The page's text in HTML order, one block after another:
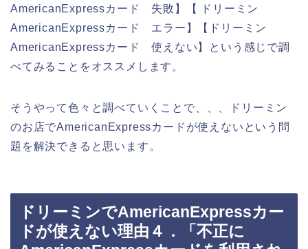
AmericanExpressカード 失敗】【 ドリーミン
AmericanExpressカード エラー】【ドリーミン
AmericanExpressカード 使えない】という感じで調
べてみることをオススメします。
そうやって色々と調べていくことで、、、ドリーミン
のお店でAmericanExpressカードが使えないという問
題を解決できると思います。
ドリーミンでAmericanExpressカー
ドが使えない理由４．「不正に